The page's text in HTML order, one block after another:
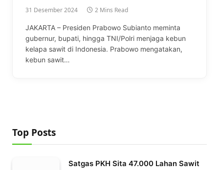
31 Desember 2024 2 Mins Read
JAKARTA – Presiden Prabowo Subianto meminta
gubernur, bupati, hingga TNI/Polri menjaga kebun
kelapa sawit di Indonesia. Prabowo mengatakan,
kebun sawit…
Top Posts
Satgas PKH Sita 47.000 Lahan Sawit